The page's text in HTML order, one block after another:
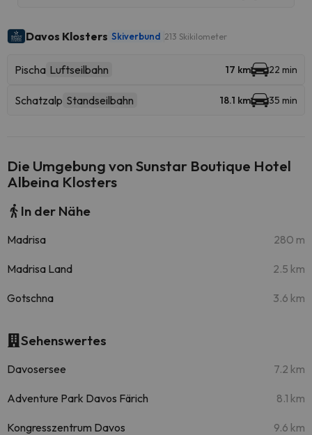
Davos Klosters Skiverbund 213 Skikilometer
Pischa Luftseilbahn 17 km 22 min
Schatzalp Standseilbahn 18.1 km 35 min
Die Umgebung von Sunstar Boutique Hotel
Albeina Klosters
In der Nähe
Madrisa 280 m
Madrisa Land 2.5 km
Gotschna 3.6 km
Sehenswertes
Davosersee 7.2 km
Adventure Park Davos Färich 8.1 km
Kongresszentrum Davos 9.6 km